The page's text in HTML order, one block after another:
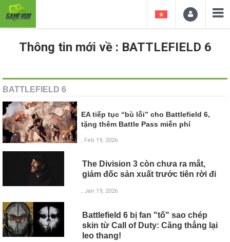
Thông tin mới về : BATTLEFIELD 6
BATTLEFIELD 6
EA tiếp tục “bù lỗi” cho Battlefield 6,
tặng thêm Battle Pass miễn phí
, Feb 19, 2026
The Division 3 còn chưa ra mắt,
giám đốc sản xuất trước tiên rời đi
, Jan 19, 2026
Battlefield 6 bị fan "tố" sao chép
skin từ Call of Duty: Căng thẳng lại
leo thang!